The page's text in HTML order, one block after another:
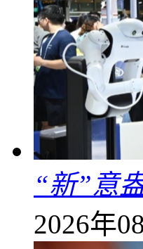
“新”意
2026年